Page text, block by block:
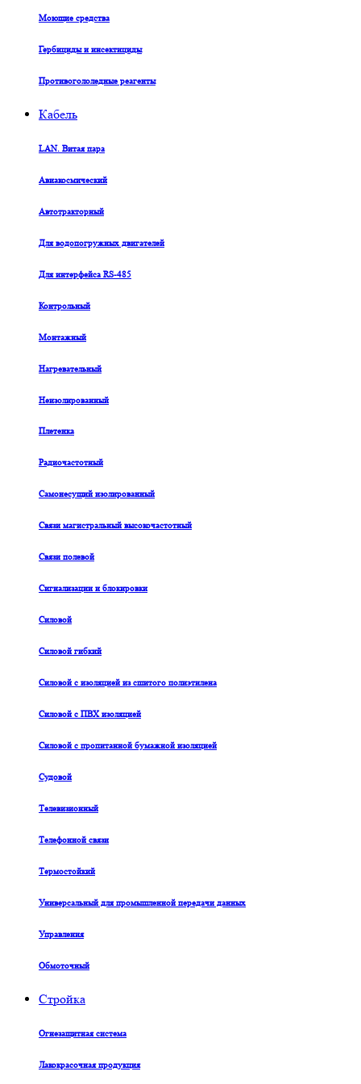
Моющие средства
Гербициды и инсектициды
Противогололедные реагенты
Кабель
LAN. Витая пара
Авиакосмический
Автотракторный
Для водопогружных двигателей
Для интерфейса RS-485
Контрольный
Монтажный
Нагревательный
Неизолированный
Плетенка
Радиочастотный
Самонесущий изолированный
Связи магистральный высокочастотный
Связи полевой
Сигнализации и блокировки
Силовой
Силовой гибкий
Силовой с изоляцией из сшитого полиэтилена
Силовой с ПВХ изоляцией
Силовой с пропитанной бумажной изоляцией
Судовой
Телевизионный
Телефонной связи
Термостойкий
Универсальный для промышленной передачи данных
Управления
Обмоточный
Стройка
Огнезащитная система
Лакокрасочная продукция